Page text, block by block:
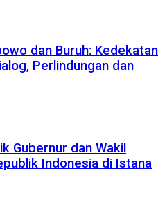
dan Buruh: Kedekatan
Perlindungan dan
Gubernur dan Wakil
Indonesia di Istana